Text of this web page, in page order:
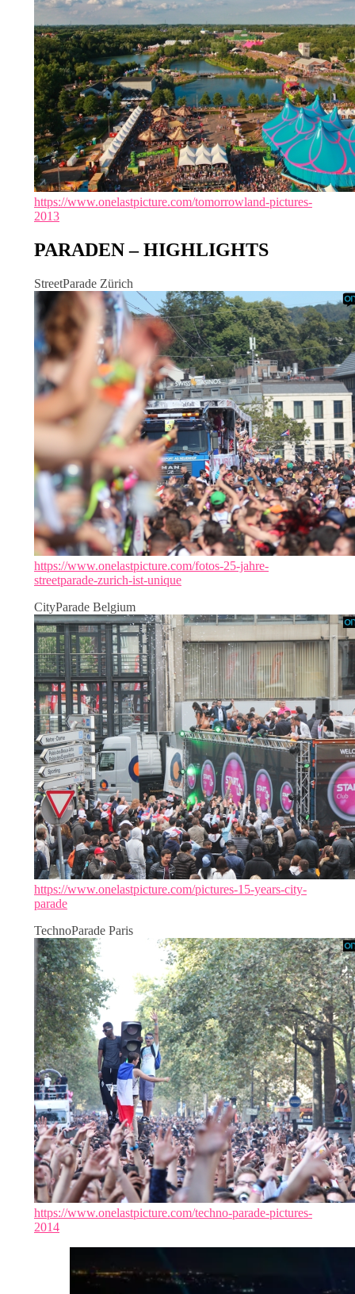
https://www.onelastpicture.com/tomorrowland-pictures-
2013
PARADEN – HIGHLIGHTS
StreetParade Zürich
https://www.onelastpicture.com/fotos-25-jahre-
streetparade-zurich-ist-unique
CityParade Belgium
https://www.onelastpicture.com/pictures-15-years-city-
parade
TechnoParade Paris
https://www.onelastpicture.com/techno-parade-pictures-
2014